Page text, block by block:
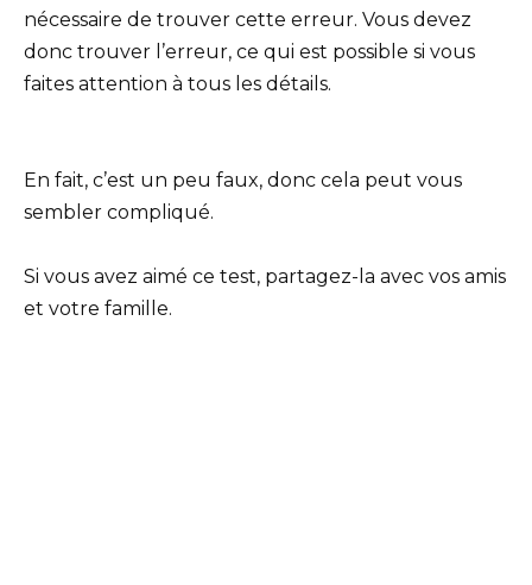
nécessaire de trouver cette erreur. Vous devez
donc trouver l’erreur, ce qui est possible si vous
faites attention à tous les détails.
En fait, c’est un peu faux, donc cela peut vous
sembler compliqué.
Si vous avez aimé ce test, partagez-la avec vos amis
et votre famille.